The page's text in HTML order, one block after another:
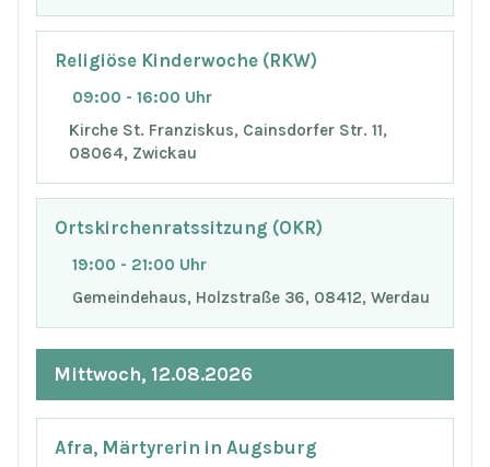
Religiöse Kinderwoche (RKW)
09:00 - 16:00 Uhr
Kirche St. Franziskus, Cainsdorfer Str. 11,
08064, Zwickau
Ortskirchenratssitzung (OKR)
19:00 - 21:00 Uhr
Gemeindehaus, Holzstraße 36, 08412, Werdau
Mittwoch, 12.08.2026
Afra, Märtyrerin in Augsburg